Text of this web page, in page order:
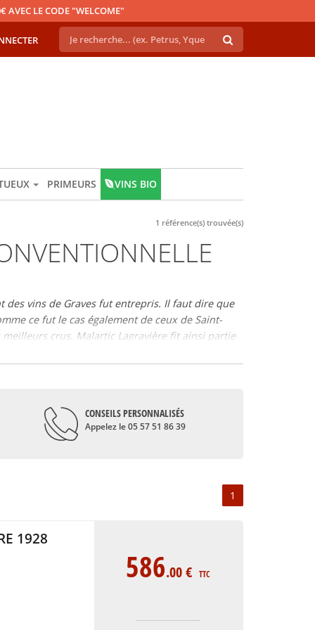
AVEC LE CODE "WELCOME"
PRIMEURS VINS BIO
1 référence(s) trouvée(s)
des vins de Graves fut entrepris. Il faut dire que
ce fut le cas également de ceux de Saint-
crus. Malartic Lagravière fit ainsi partie
avant qu’Alfred-Alexandre et Michèle Bonnie
et Véronique, ainsi que leurs époux.
Sauvignon, le Cabernet-Franc, le Petit-Verdot,
nombreux grands crus dont les vins de
CONSEILS PERSONNALISÉS
Appelez le 05 57 51 86 39
1
1928
586.00€ TTC